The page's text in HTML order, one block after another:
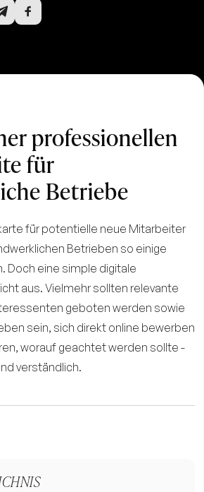
professionellen
für
Betriebe
für potentielle neue Mitarbeiter
Betrieben so einige
Doch eine simple digitale
aus. Vielmehr sollten relevante
geboten werden sowie
sein, sich direkt online bewerben
worauf geachtet werden sollte -
verständlich.